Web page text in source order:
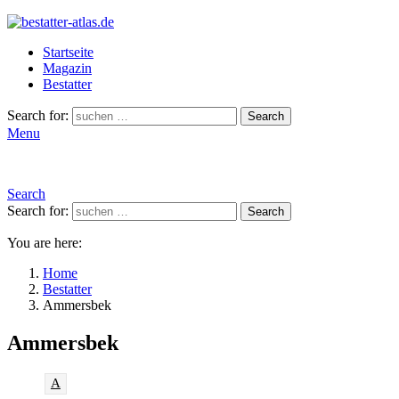
Startseite
Magazin
Bestatter
Search for: Search
Menu
Search
Search for:
Search
You are here:
Home
Bestatter
Ammersbek
Ammersbek
A